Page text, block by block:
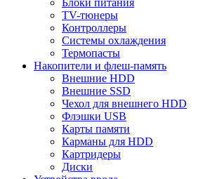
Блоки питания
TV-тюнеры
Контроллеры
Системы охлаждения
Термопасты
Накопители и флеш-память
Внешние HDD
Внешние SSD
Чехол для внешнего HDD
Флэшки USB
Карты памяти
Карманы для HDD
Картридеры
Диски